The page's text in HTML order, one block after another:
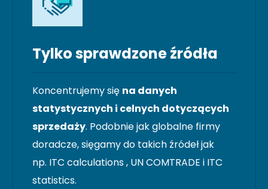
Tylko sprawdzone źródła
Koncentrujemy się na danych
statystycznych i celnych dotyczących
sprzedaży. Podobnie jak globalne firmy
doradcze, sięgamy do takich źródeł jak
np. ITC calculations , UN COMTRADE i ITC
statistics.